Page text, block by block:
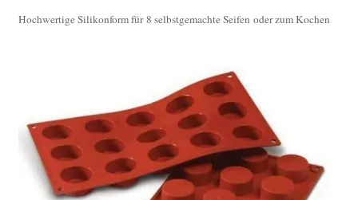
Hochwertige Silikonform für 8 selbstgemachte Seifen oder zum Kochen